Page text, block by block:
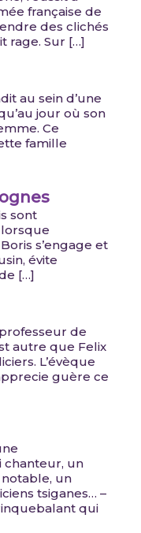
française de
des clichés
rage. Sur […]
au sein d’une
jour où son
Ce
famille
sont
s’engage et
évite
[…]
de
autre que Felix
L’évèque
guère ce
chanteur, un
un
tsiganes… –
qui